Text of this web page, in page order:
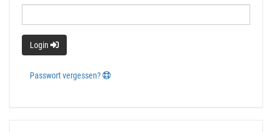
Login
Passwort vergessen?